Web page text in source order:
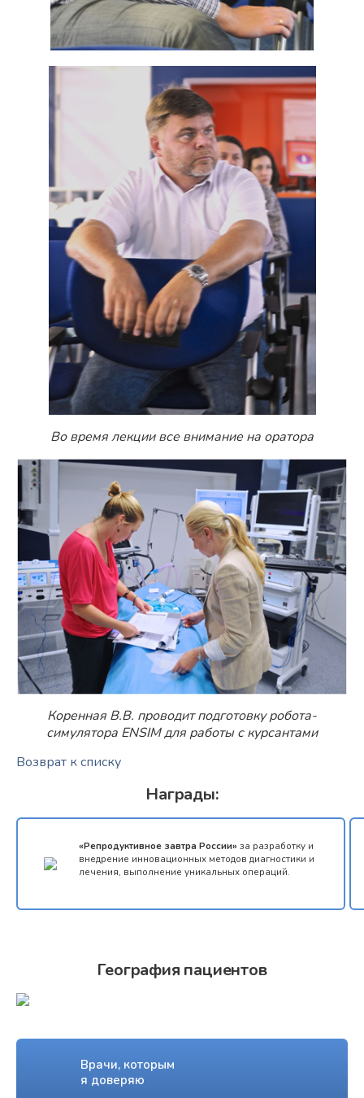
Награды:
«Репродуктивное завтра России» за разработку и
внедрение инновационных методов диагностики и
лечения, выполнение уникальных операций.
География пациентов
Врачи, которым
я доверяю
Во время лекции все внимание на оратора
Коренная В.В. проводит подготовку робота-
симулятора ENSIM для работы с курсантами
Возврат к списку